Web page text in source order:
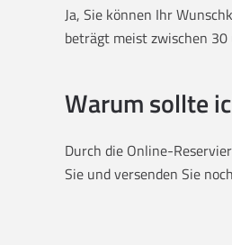
Ja, Sie können Ihr
beträgt meist zwischen 30
Warum sollte
Durch die Online-
Sie und versenden Sie